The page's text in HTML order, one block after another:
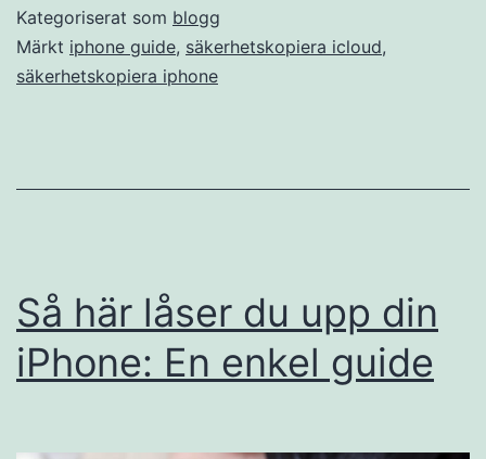
Kategoriserat som blogg
Märkt iphone guide, säkerhetskopiera icloud,
säkerhetskopiera iphone
Så här låser du upp din
iPhone: En enkel guide